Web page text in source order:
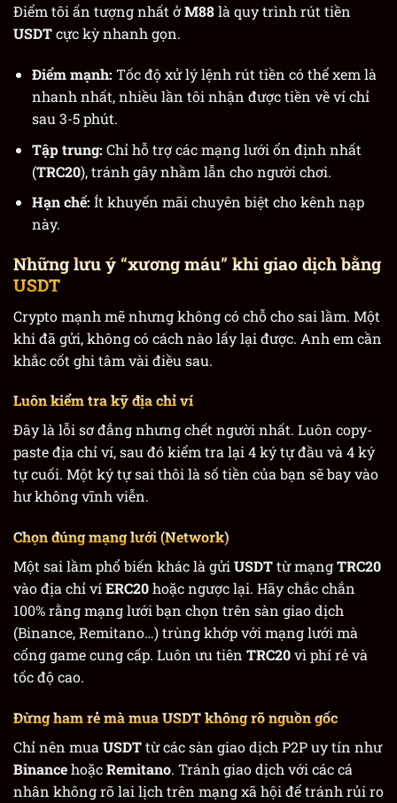
Điểm tôi ấn tượng nhất ởM88là quy trình rút tiền
USDTcực kỳ nhanh gọn.
Điểm mạnh: Tốc độ xử lý lệnh rút tiền có thể xem là
nhanh nhất, nhiều lần tôi nhận được tiền về ví chỉ
sau 3-5 phút.
Tập trung: Chỉ hỗ trợ các mạng lưới ổn định nhất
(TRC20), tránh gây nhầm lẫn cho người chơi.
Hạn chế: Ít khuyến mãi chuyên biệt cho kênh nạp
này.
Những lưu ý “xương máu” khi giao dịch bằng
USDT
Crypto mạnh mẽ nhưng không có chỗ cho sai lầm. Một
khi đã gửi, không có cách nào lấy lại được. Anh em cần
khắc cốt ghi tâm vài điều sau.
Luôn kiểm tra kỹ địa chỉ ví
Đây là lỗi sơ đẳng nhưng chết người nhất. Luôn copy-
paste địa chỉ ví, sau đó kiểm tra lại 4 ký tự đầu và 4 ký
tự cuối. Một ký tự sai thôi là số tiền của bạn sẽ bay vào
hư không vĩnh viễn.
Chọn đúng mạng lưới (Network)
Một sai lầm phổ biến khác là gửiUSDTtừ mạngTRC20
vào địa chỉ víERC20hoặc ngược lại. Hãy chắc chắn
100% rằng mạng lưới bạn chọn trên sàn giao dịch
(Binance, Remitano…) trùng khớp với mạng lưới mà
cổng game cung cấp. Luôn ưu tiên TRC20vì phí rẻ và
tốc độ cao.
Đừng ham rẻ mà mua USDT không rõ nguồn gốc
Chỉ nên mua USDTtừ các sàn giao dịch P2P uy tín như
BinancehoặcRemitano. Tránh giao dịch với các cá
nhân không rõ lai lịch trên mạng xã hội để tránh rủi ro